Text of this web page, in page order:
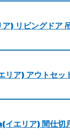
) リビングドア
リア) アウトセッ
イエリア) 間仕切